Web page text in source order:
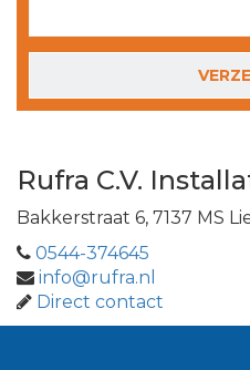
GELIEVE DIT VELD LEEG TE
Rufra C.V.
Bakkerstraat 6, 7137 MS
0544-374645
info@rufra.nl
Direct contact